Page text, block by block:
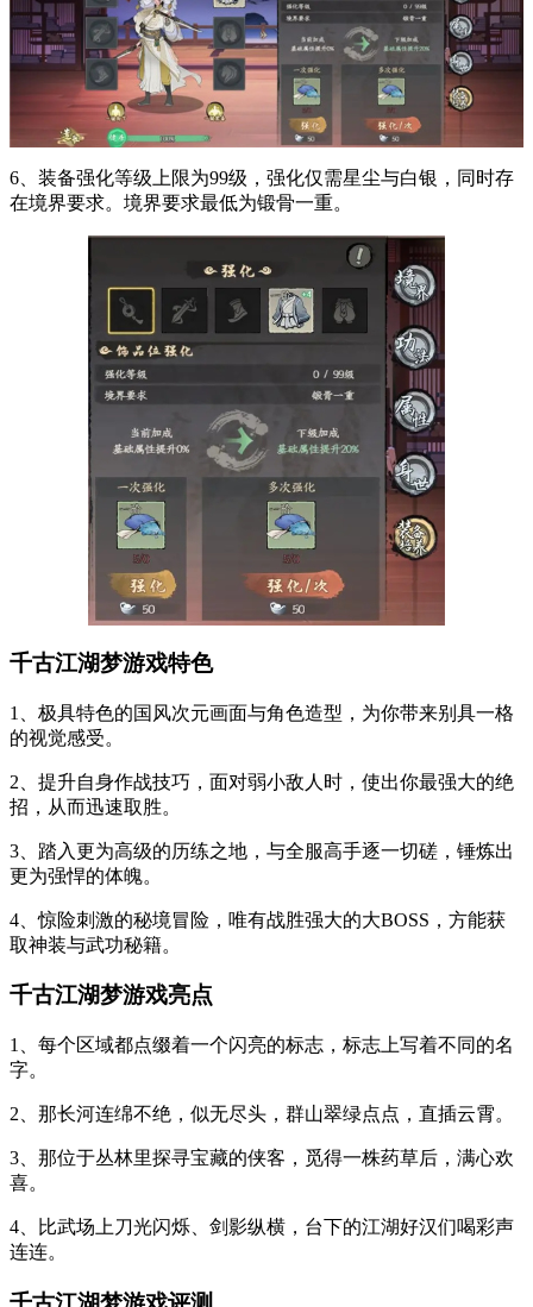
6、装备强化等级上限为99级，强化仅需星尘与白银，同时存
在境界要求。境界要求最低为锻骨一重。
千古江湖梦游戏特色
1、极具特色的国风次元画面与角色造型，为你带来别具一格
的视觉感受。
2、提升自身作战技巧，面对弱小敌人时，使出你最强大的绝
招，从而迅速取胜。
3、踏入更为高级的历练之地，与全服高手逐一切磋，锤炼出
更为强悍的体魄。
4、惊险刺激的秘境冒险，唯有战胜强大的大BOSS，方能获
取神装与武功秘籍。
千古江湖梦游戏亮点
1、每个区域都点缀着一个闪亮的标志，标志上写着不同的名
字。
2、那长河连绵不绝，似无尽头，群山翠绿点点，直插云霄。
3、那位于丛林里探寻宝藏的侠客，觅得一株药草后，满心欢
喜。
4、比武场上刀光闪烁、剑影纵横，台下的江湖好汉们喝彩声
连连。